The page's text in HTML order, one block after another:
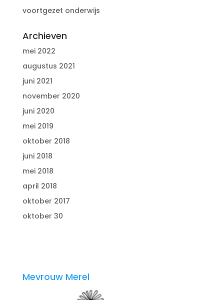
voortgezet onderwijs
Archieven
mei 2022
augustus 2021
juni 2021
november 2020
juni 2020
mei 2019
oktober 2018
juni 2018
mei 2018
april 2018
oktober 2017
oktober 30
Mevrouw Merel